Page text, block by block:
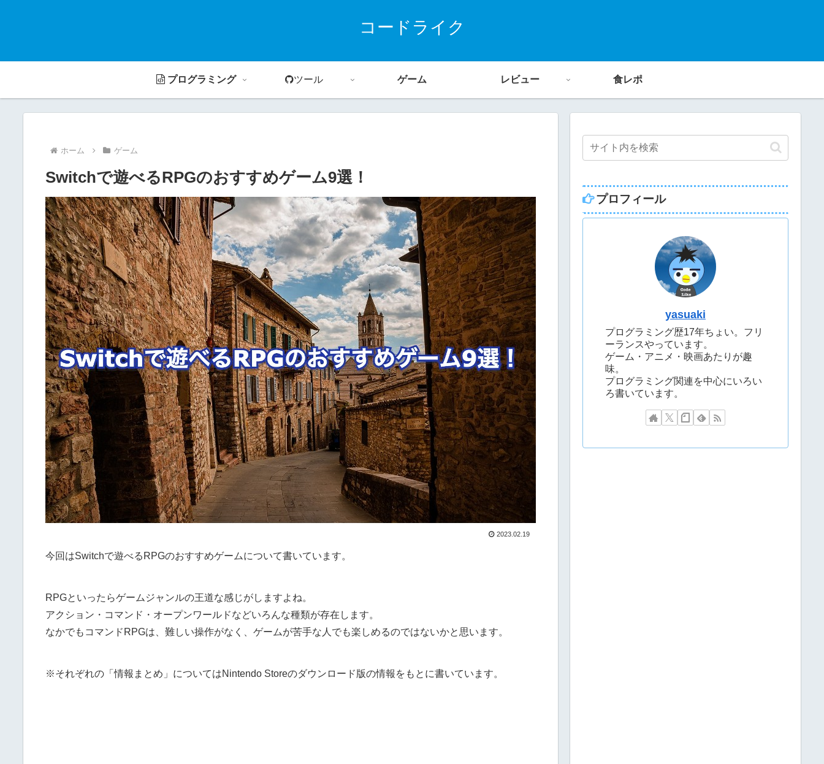
コードライク
プログラミング ツール ゲーム レビュー 食レポ
ホーム ゲーム
Switchで遊べるRPGのおすすめゲーム9選！
2023.02.19
今回はSwitchで遊べるRPGのおすすめゲームについて書いています。
RPGといったらゲームジャンルの王道な感じがしますよね。
アクション・コマンド・オープンワールドなどいろんな種類が存在します。
なかでもコマンドRPGは、難しい操作がなく、ゲームが苦手な人でも楽しめるのではないかと思います。
※それぞれの「情報まとめ」についてはNintendo Storeのダウンロード版の情報をもとに書いています。
プロフィール
yasuaki
プログラミング歴17年ちょい。フリ
ーランスやっています。
ゲーム・アニメ・映画あたりが趣
味。
プログラミング関連を中心にいろい
ろ書いています。